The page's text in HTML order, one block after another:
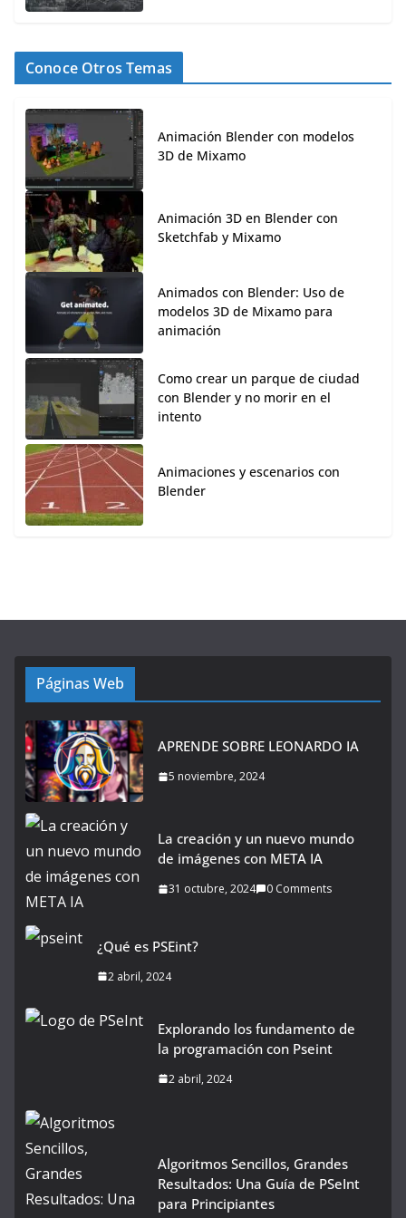
Conoce Otros Temas
Animación Blender con modelos
3D de Mixamo
Animación 3D en Blender con
Sketchfab y Mixamo
Animados con Blender: Uso de
modelos 3D de Mixamo para
animación
Como crear un parque de ciudad
con Blender y no morir en el
intento
Animaciones y escenarios con
Blender
Páginas Web
APRENDE SOBRE LEONARDO IA
5 noviembre, 2024
La creación y un nuevo mundo
de imágenes con META IA
31 octubre, 2024 0 Comments
¿Qué es PSEint?
2 abril, 2024
Explorando los fundamento de
la programación con Pseint
2 abril, 2024
Algoritmos Sencillos, Grandes
Resultados: Una Guía de PSeInt
para Principiantes